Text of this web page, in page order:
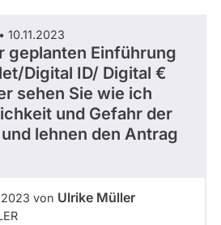
10.11.2023
geplanten Einführung
Digital ID/ Digital €
sehen Sie wie ich
und Gefahr der
lehnen den Antrag
von Ulrike Müller